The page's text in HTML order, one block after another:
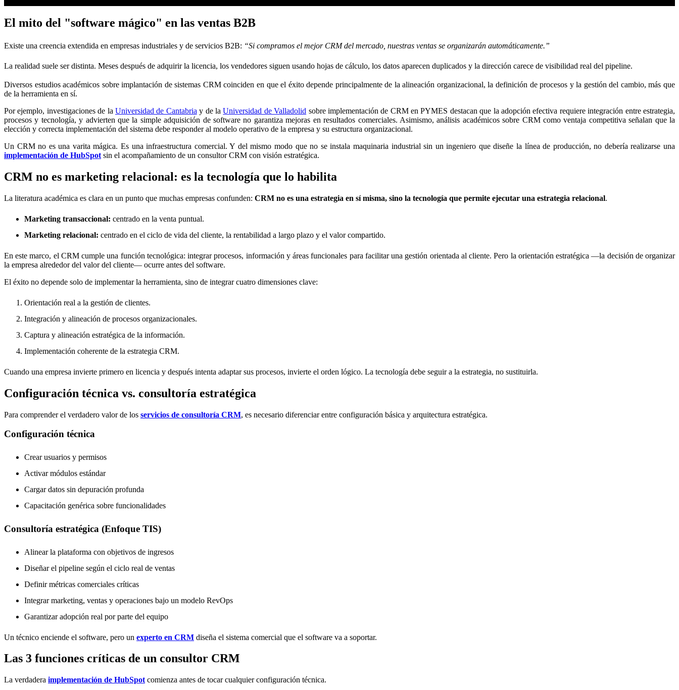
El mito del "software mágico" en las ventas B2B
Existe una creencia extendida en empresas industriales y de servicios B2B: “Si compramos el mejor CRM del mercado, nuestras ventas se organizarán automáticamente.”
La realidad suele ser distinta. Meses después de adquirir la licencia, los vendedores siguen usando hojas de cálculo, los datos aparecen duplicados y la dirección carece de visibilidad real del pipeline.
Diversos estudios académicos sobre implantación de sistemas CRM coinciden en que el éxito depende principalmente de la alineación organizacional, la definición de procesos y la gestión del cambio, más que
de la herramienta en sí.
Por ejemplo, investigaciones de la Universidad de Cantabria y de laUniversidad de Valladolid sobre implementación de CRM en PYMES destacan que la adopción efectiva requiere integración entre estrategia,
procesos y tecnología, y advierten que la simple adquisición de software no garantiza mejoras en resultados comerciales. Asimismo, análisis académicos sobre CRM como ventaja competitiva señalan que la
elección y correcta implementación del sistema debe responder al modelo operativo de la empresa y su estructura organizacional.
Un CRM no es una varita mágica. Es una infraestructura comercial. Y del mismo modo que no se instala maquinaria industrial sin un ingeniero que diseñe la línea de producción, no debería realizarse una
implementación de HubSpot sin el acompañamiento de un consultor CRM con visión estratégica.
CRM no es marketing relacional: es la tecnología que lo habilita
La literatura académica es clara en un punto que muchas empresas confunden: CRM no es una estrategia en sí misma, sino la tecnología que permite ejecutar una estrategia relacional.
Marketing transaccional: centrado en la venta puntual.
Marketing relacional: centrado en el ciclo de vida del cliente, la rentabilidad a largo plazo y el valor compartido.
En este marco, el CRM cumple una función tecnológica: integrar procesos, información y áreas funcionales para facilitar una gestión orientada al cliente. Pero la orientación estratégica —la decisión de organizar
la empresa alrededor del valor del cliente— ocurre antes del software.
El éxito no depende solo de implementar la herramienta, sino de integrar cuatro dimensiones clave:
Orientación real a la gestión de clientes.
Integración y alineación de procesos organizacionales.
Captura y alineación estratégica de la información.
Implementación coherente de la estrategia CRM.
Cuando una empresa invierte primero en licencia y después intenta adaptar sus procesos, invierte el orden lógico. La tecnología debe seguir a la estrategia, no sustituirla.
Configuración técnica vs. consultoría estratégica
Para comprender el verdadero valor de los servicios de consultoría CRM, es necesario diferenciar entre configuración básica y arquitectura estratégica.
Configuración técnica
Crear usuarios y permisos
Activar módulos estándar
Cargar datos sin depuración profunda
Capacitación genérica sobre funcionalidades
Consultoría estratégica (Enfoque TIS)
Alinear la plataforma con objetivos de ingresos
Diseñar el pipeline según el ciclo real de ventas
Definir métricas comerciales críticas
Integrar marketing, ventas y operaciones bajo un modelo RevOps
Garantizar adopción real por parte del equipo
Un técnico enciende el software, pero un experto en CRM diseña el sistema comercial que el software va a soportar.
Las 3 funciones críticas de un consultor CRM
La verdadera implementación de HubSpot comienza antes de tocar cualquier configuración técnica.